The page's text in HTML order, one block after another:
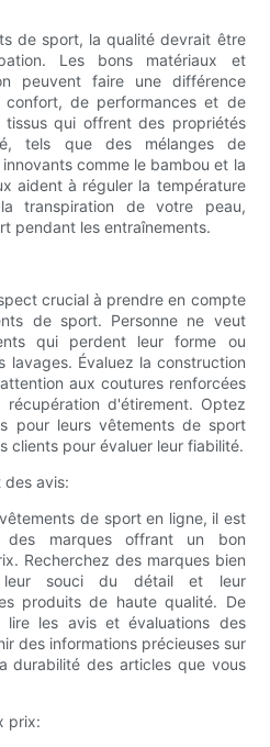
de sport, la qualité devrait être
Les bons matériaux et
peuvent faire une différence
de performances et de
tissus qui offrent des propriétés
tels que des mélanges de
comme le bambou et la
aident à réguler la température
transpiration de votre peau,
pendant les entraînements.
crucial à prendre en compte
de sport. Personne ne veut
qui perdent leur forme ou
lavages. Évaluez la construction
aux coutures renforcées
d'étirement. Optez
pour leurs vêtements de sport
clients pour évaluer leur fiabilité.
des avis:
de sport en ligne, il est
des marques offrant un bon
Recherchez des marques bien
leur souci du détail et leur
produits de haute qualité. De
les avis et évaluations des
des informations précieuses sur
durabilité des articles que vous
prix: